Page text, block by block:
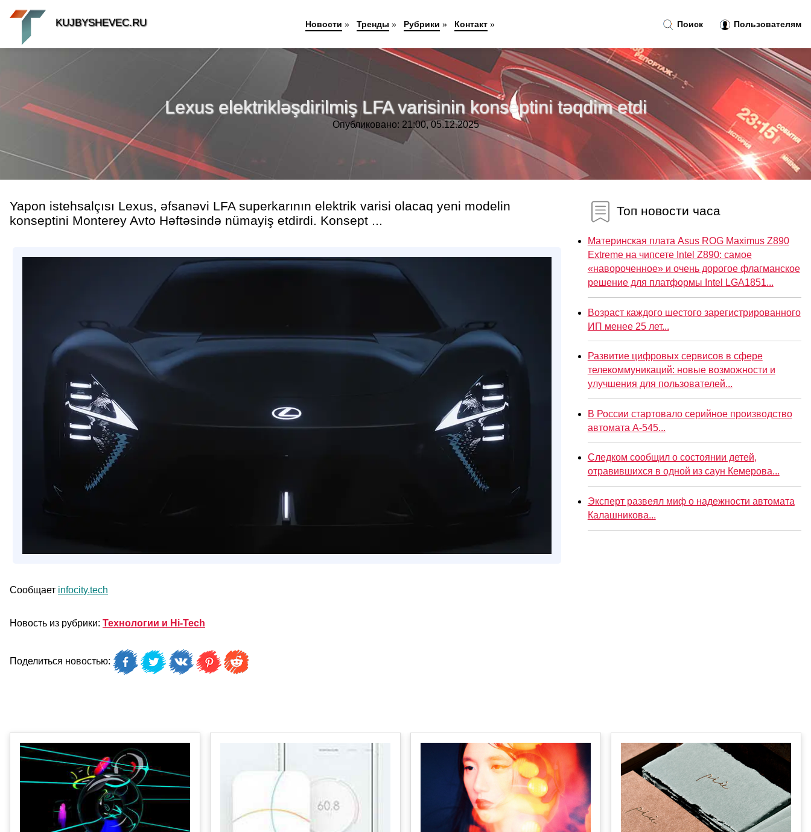
Lexus elektrikləşdirilmiş LFA varisinin konseptini təqdim etdi
Опубликовано: 21:00, 05.12.2025
Yapon istehsalçısı Lexus, əfsanəvi LFA superkarının elektrik varisi olacaq yeni modelin
konseptini Monterey Avto Həftəsində nümayiş etdirdi. Konsept ...
Сообщает infocity.tech
Новость из рубрики: Технологии и Hi-Tech
Поделиться новостью:
Топ новости часа
Материнская плата Asus ROG Maximus Z890
Extreme на чипсете Intel Z890: самое
«навороченное» и очень дорогое флагманское
решение для платформы Intel LGA1851...
Возраст каждого шестого зарегистрированного
ИП менее 25 лет...
Развитие цифровых сервисов в сфере
телекоммуникаций: новые возможности и
улучшения для пользователей...
В России стартовало серийное производство
автомата А-545...
Следком сообщил о состоянии детей,
отравившихся в одной из саун Кемерова...
Эксперт развеял миф о надежности автомата
Калашникова...
Поиск Пользователям
KUJBYSHEVEC.RU Новости » Тренды » Рубрики » Контакт»